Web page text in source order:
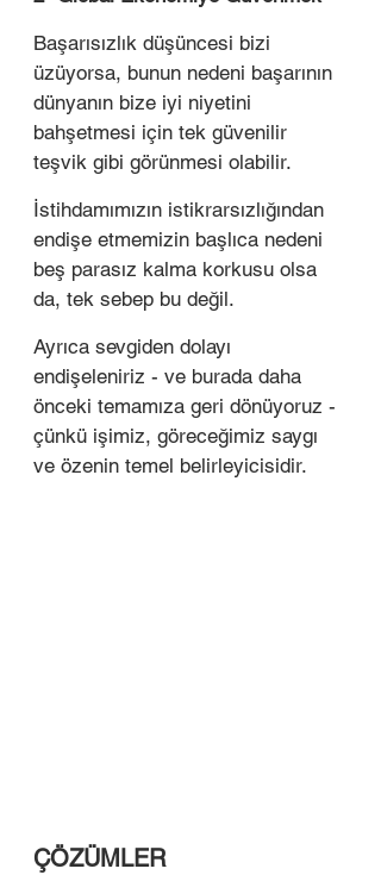
Başarısızlık düşüncesi bizi
üzüyorsa, bunun nedeni başarının
dünyanın bize iyi niyetini
bahşetmesi için tek güvenilir
teşvik gibi görünmesi olabilir.
İstihdamımızın istikrarsızlığından
endişe etmemizin başlıca nedeni
beş parasız kalma korkusu olsa
da, tek sebep bu değil.
Ayrıca sevgiden dolayı
endişeleniriz - ve burada daha
önceki temamıza geri dönüyoruz -
çünkü işimiz, göreceğimiz saygı
ve özenin temel belirleyicisidir.
ÇÖZÜMLER